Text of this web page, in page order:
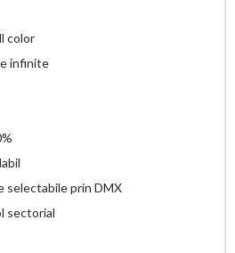
color
infinite
selectabile prin DMX
sectorial